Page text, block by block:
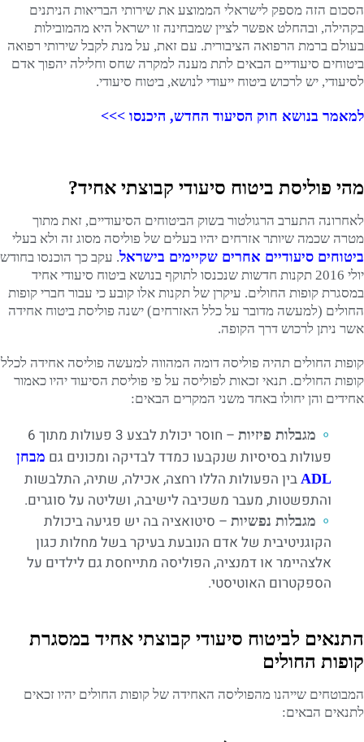
הסכום הזה מספק לישראלי הממוצע את שירותי הבריאות הניתנים
בקהילה, ובהחלט אפשר לציין שמבחינה זו ישראל היא מהמובילות
בעולם ברמת הרפואה הציבורית. עם זאת, על מנת לקבל שירותי רפואה
ביטוחים סיעודיים הבאים לתת מענה למקרה שחס וחלילה יהפוך אדם
לסיעודי, יש לרכוש ביטוח ייעודי לנושא, ביטוח סיעודי.
למאמר בנושא חוק הסיעוד החדש, היכנסו >>>
מהי פוליסת ביטוח סיעודי קבוצתי אחיד?
לאחרונה התערב הרגולטור בשוק הביטוחים הסיעודיים, זאת מתוך
מטרה שכמה שיותר אזרחים יהיו בעלים של פוליסה מסוג זה ולא בעלי
ביטוחים סיעודיים אחרים שקיימים בישראל. עקב כך הוכנסו בחודש
יולי 2016 תקנות חדשות שנכנסו לתוקף בנושא ביטוח סיעודי אחיד
במסגרת קופות החולים. עיקרן של תקנות אלו קובע כי עבור חברי קופות
החולים (למעשה מדובר על כלל האזרחים) ישנה פוליסת ביטוח אחידה
אשר ניתן לרכוש דרך הקופה.
קופות החולים תהיה פוליסה דומה המהווה למעשה פוליסה אחידה לכלל
קופות החולים. תנאי זכאות לפוליסה על פי פוליסת הסיעוד יהיו כאמור
אחידים והן יחולו באחד משני המקרים הבאים:
מגבלות פיזיות
– חוסר יכולת לבצע 3 פעולות מתוך 6
פעולות בסיסיות שנקבעו כמדד לבדיקה ומכונים גם מבחן
ADL בין הפעולות הללו רחצה, אכילה, שתיה, התלבשות
והתפשטות, מעבר משכיבה לישיבה, ושליטה על סוגרים.
מגבלות נפשיות – סיטואציה בה יש פגיעה ביכולת
הקוגניטיבית של אדם הנובעת בעיקר בשל מחלות כגון
אלצהיימר או דמנציה, הפוליסה מתייחסת גם לילדים על
הספקטרום האוטיסטי.
התנאים לביטוח סיעודי קבוצתי אחיד במסגרת
קופות החולים
המבוטחים שייהנו מהפוליסה האחידה של קופות החולים יהיו זכאים
לתנאים הבאים: